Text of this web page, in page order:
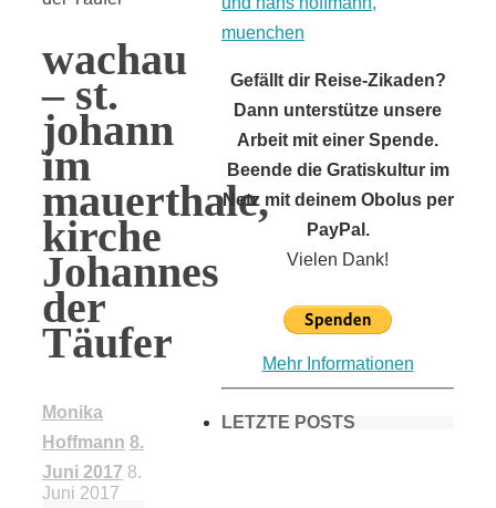
wachau
– st.
johann
im
mauerthale,
kirche
Johannes
der
Täufer
Monika
Hoffmann 8.
Juni 2017 8.
Juni 2017
Gefällt dir Reise-Zikaden?
Dann unterstütze unsere
Arbeit mit einer Spende.
Beende die Gratiskultur im
Netz mit deinem Obolus per
PayPal.
Vielen Dank!
Mehr Informationen
LETZTE POSTS